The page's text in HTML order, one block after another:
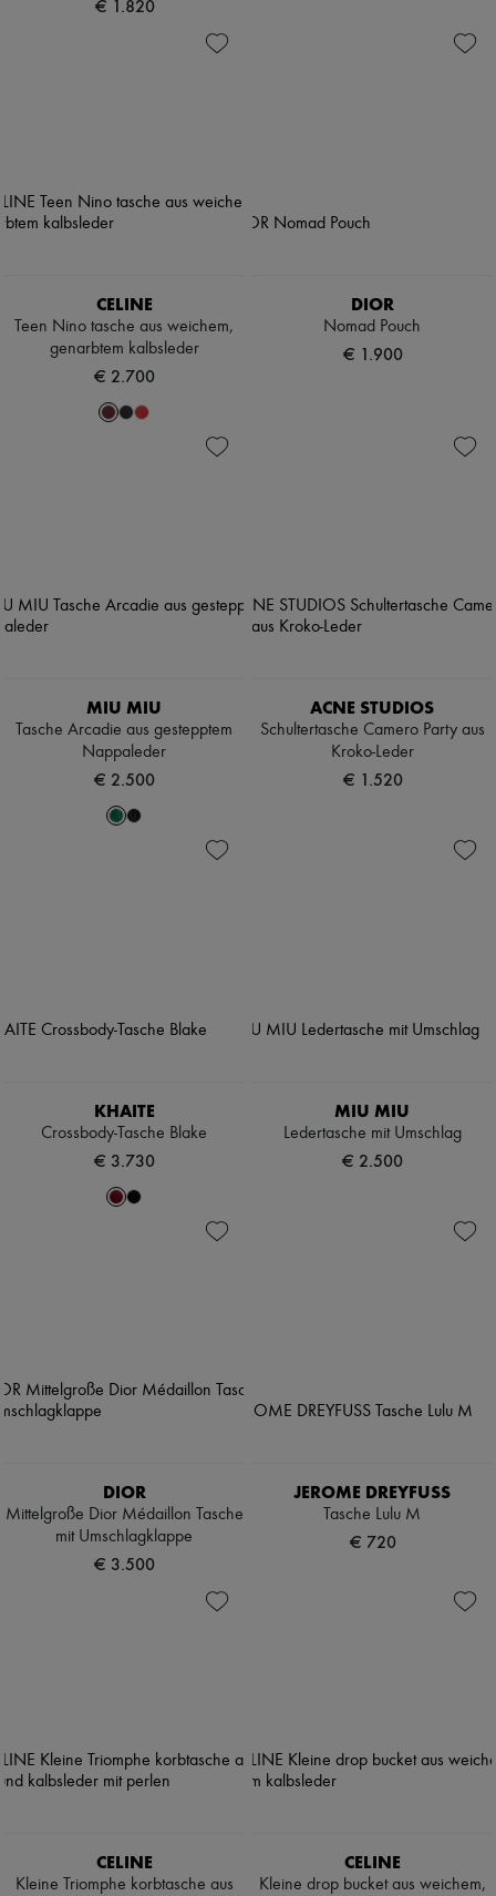
€ 1.820
CELINE
Teen Nino tasche aus weichem,
genarbtem kalbsleder
€ 2.700
DIOR
Nomad Pouch
€ 1.900
MIU MIU
Tasche Arcadie aus gestepptem
Nappaleder
€ 2.500
ACNE STUDIOS
Schultertasche Camero Party aus
Kroko-Leder
€ 1.520
KHAITE
Crossbody-Tasche Blake
€ 3.730
MIU MIU
Ledertasche mit Umschlag
€ 2.500
DIOR
Mittelgroße Dior Médaillon Tasche
mit Umschlagklappe
€ 3.500
JEROME DREYFUSS
Tasche Lulu M
€ 720
CELINE
Kleine Triomphe korbtasche aus
CELINE
Kleine drop bucket aus weichem,